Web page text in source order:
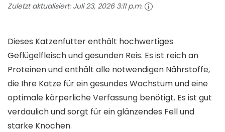
Zuletzt aktualisiert: Juli 23, 2026 3:11 p.m.
Dieses Katzenfutter enthält hochwertiges
Geflügelfleisch und gesunden Reis. Es ist reich an
Proteinen und enthält alle notwendigen Nährstoffe,
die Ihre Katze für ein gesundes Wachstum und eine
optimale körperliche Verfassung benötigt. Es ist gut
verdaulich und sorgt für ein glänzendes Fell und
starke Knochen.